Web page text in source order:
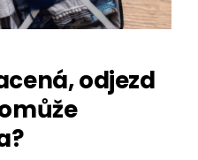
odjezd